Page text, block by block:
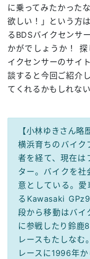
に乗ってみたかった
欲しい！」という方
るBDSバイクセンサ
かがでしょうか！
イクセンサーのサイ
談すると今回ご紹介
てくれるかもしれな
【小林ゆきさん略
横浜育ちのバイク
者を経て、現在は
ター。バイクを社
意としている。
るKawasaki
段から移動はバイ
に参戦したり鈴鹿
レースもたしなむ
レースに1996年